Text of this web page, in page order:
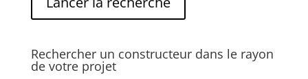
Rechercher un constructeur dans le rayon
de votre projet